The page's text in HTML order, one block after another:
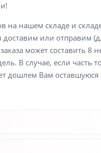
на нашем складе и
или отправим
может составить 8
В случае, если
дошлем Вам оставшуюся